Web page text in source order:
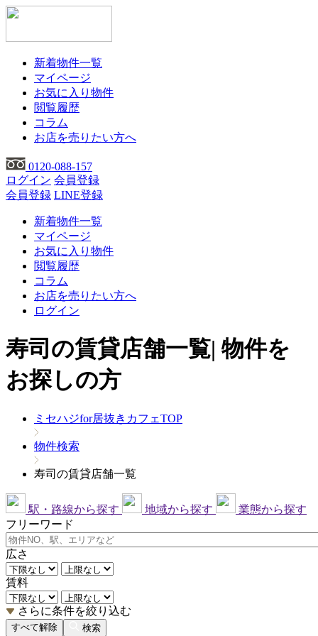
新着物件一覧
マイページ
お気に入り物件
閲覧履歴
コラム
お店を売りたい方へ
0120-088-157
ログイン 会員登録
会員登録 LINE登録
新着物件一覧
マイページ
お気に入り物件
閲覧履歴
コラム
お店を売りたい方へ
ログイン
寿司の賃貸店舗一覧| 物件を
お探しの方
ミセハジfor居抜きカフェTOP
物件検索
寿司の賃貸店舗一覧
駅・路線から探す 地域から探す
業態から探す
フリーワード
広さ
賃料
さらに条件を絞り込む
すべて解除 検索